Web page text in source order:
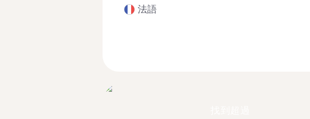
法語